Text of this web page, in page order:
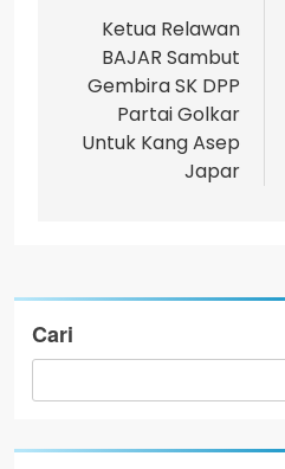
Ketua Relawan
BAJAR Sambut
Gembira SK DPP
Partai Golkar
Untuk Kang Asep
Japar
Cari